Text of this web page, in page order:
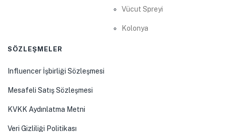
Vücut Spreyi
Kolonya
SÖZLEŞMELER
Influencer İşbirliği Sözleşmesi
Mesafeli Satış Sözleşmesi
KVKK Aydınlatma Metni
Veri Gizliliği Politikası